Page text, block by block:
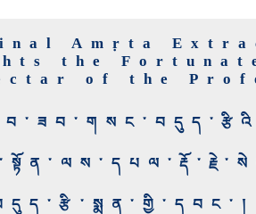
Amṛta
the Fortunate
of the